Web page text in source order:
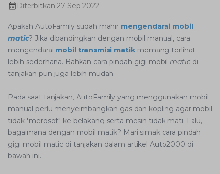
Diterbitkan 27 Sep 2022
Apakah AutoFamily sudah mahir mengendarai mobil
matic? Jika dibandingkan dengan mobil manual, cara
mengendarai mobil transmisi matik memang terlihat
lebih sederhana. Bahkan cara pindah gigi mobil matic di
tanjakan pun juga lebih mudah.
Pada saat tanjakan, AutoFamily yang menggunakan mobil
manual perlu menyeimbangkan gas dan kopling agar mobil
tidak "merosot" ke belakang serta mesin tidak mati. Lalu,
bagaimana dengan mobil matik? Mari simak cara pindah
gigi mobil matic di tanjakan dalam artikel Auto2000 di
bawah ini.